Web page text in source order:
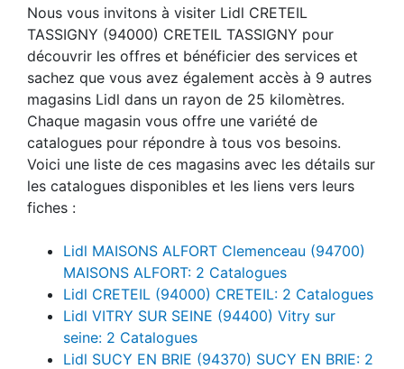
Nous vous invitons à visiter Lidl CRETEIL
TASSIGNY (94000) CRETEIL TASSIGNY pour
découvrir les offres et bénéficier des services et
sachez que vous avez également accès à 9 autres
magasins Lidl dans un rayon de 25 kilomètres.
Chaque magasin vous offre une variété de
catalogues pour répondre à tous vos besoins.
Voici une liste de ces magasins avec les détails sur
les catalogues disponibles et les liens vers leurs
fiches :
Lidl MAISONS ALFORT Clemenceau (94700)
MAISONS ALFORT: 2 Catalogues
Lidl CRETEIL (94000) CRETEIL: 2 Catalogues
Lidl VITRY SUR SEINE (94400) Vitry sur
seine: 2 Catalogues
Lidl SUCY EN BRIE (94370) SUCY EN BRIE: 2